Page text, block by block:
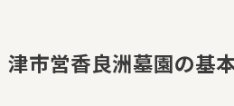
津市営香良洲墓園の基